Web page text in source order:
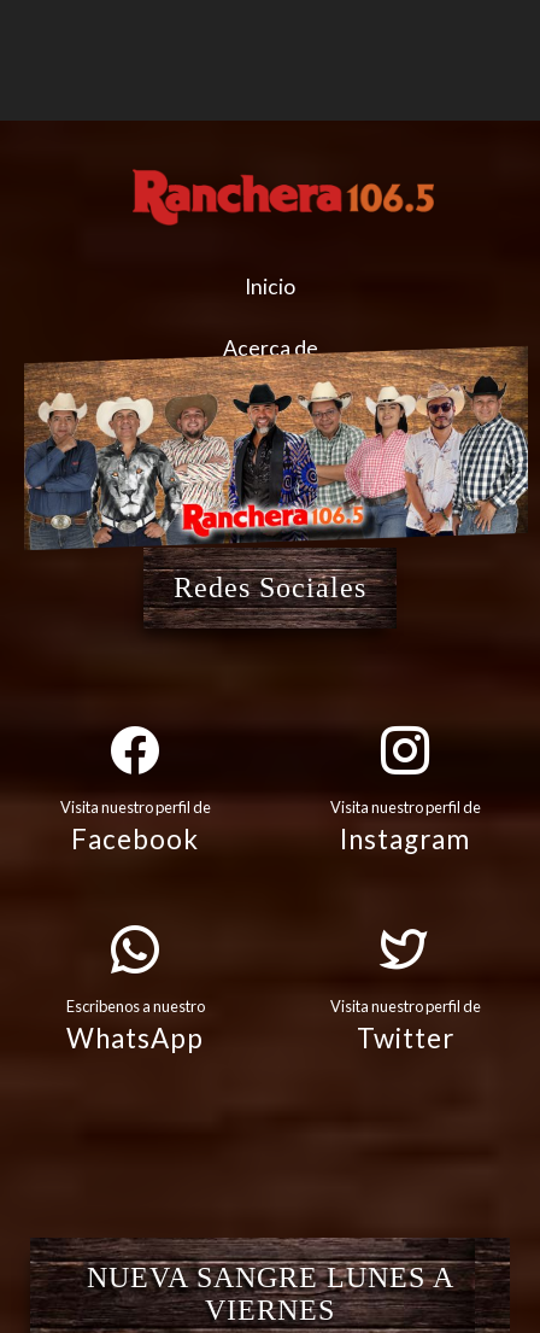
Inicio
Acerca de
Redes Sociales
Visita nuestro perfil de
Facebook
Visita nuestro perfil de
Instagram
Escribenos a nuestro
WhatsApp
Visita nuestro perfil de
Twitter
NUEVA SANGRE LUNES A
VIERNES